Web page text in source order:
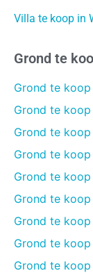
Villa te koop in
Grond te
Grond te
Grond te koop
Grond te
Grond te
Grond te
Grond te
Grond te
Grond te
Grond te